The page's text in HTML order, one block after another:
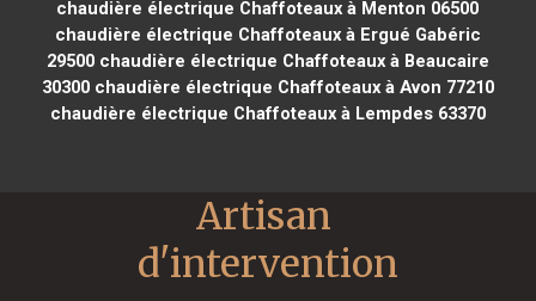
chaudière électrique Chaffoteaux à Menton 06500
chaudière électrique Chaffoteaux à Ergué Gabéric
29500chaudière électrique Chaffoteaux à Beaucaire
30300chaudière électrique Chaffoteaux à Avon 77210
chaudière électrique Chaffoteaux à Lempdes 63370
Artisan
d'intervention